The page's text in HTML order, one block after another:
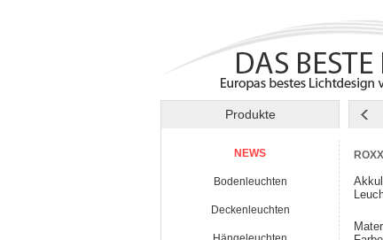
Produkte
NEWS
Bodenleuchten
Deckenleuchten